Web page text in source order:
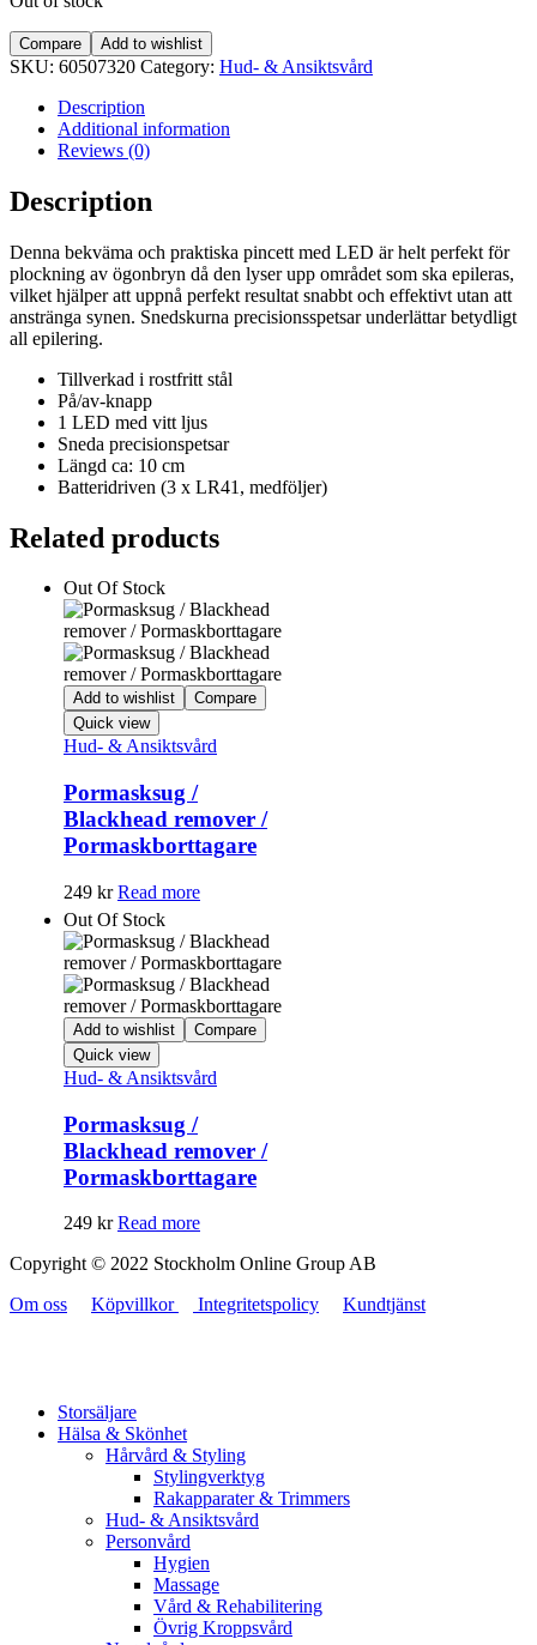
Compare Add to wishlist
SKU: 60507320 Category: Hud- & Ansiktsvård
Description
Additional information
Reviews (0)
Description
Denna bekväma och praktiska pincett med LED är helt perfekt för
plockning av ögonbryn då den lyser upp området som ska epileras,
vilket hjälper att uppnå perfekt resultat snabbt och effektivt utan att
anstränga synen. Snedskurna precisionsspetsar underlättar betydligt
all epilering.
Tillverkad i rostfritt stål
På/av-knapp
1 LED med vitt ljus
Sneda precisionspetsar
Längd ca: 10 cm
Batteridriven (3 x LR41, medföljer)
Related products
Out Of Stock
Add to wishlist
Compare
Quick view
Hud- & Ansiktsvård
Pormasksug /
Blackhead remover /
Pormaskborttagare
249 kr Read more
Out Of Stock
Add to wishlist
Compare
Quick view
Hud- & Ansiktsvård
Pormasksug /
Blackhead remover /
Pormaskborttagare
249 kr Read more
Copyright © 2022 Stockholm Online Group AB
Om oss
Köpvillkor Integritetspolicy Kundtjänst
Storsäljare
Hälsa & Skönhet
Hårvård & Styling
Stylingverktyg
Rakapparater & Trimmers
Hud- & Ansiktsvård
Personvård
Hygien
Massage
Vård & Rehabilitering
Övrig Kroppsvård